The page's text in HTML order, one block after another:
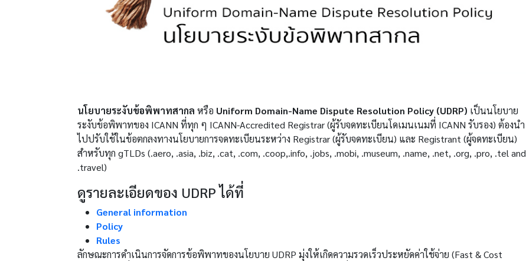
นโยบายระงับข้อพิพาทสากล หรือ Uniform Domain-Name Dispute Resolution Policy (UDRP) เป็นนโยบาย
ระงับข้อพิพาทของ ICANN ที่ทุก ๆ ICANN-Accredited Registrar (ผู้รับจดทะเบียนโดเมนเนมที่ ICANN รับรอง) ต้องนำ
ไปปรับใช้ในข้อตกลงทางนโยบายการจดทะเบียนระหว่าง Registrar (ผู้รับจดทะเบียน) และ Registrant (ผู้จดทะเบียน)
สำหรับทุก gTLDs (.aero, .asia, .biz, .cat, .com, .coop,.info, .jobs, .mobi, .museum, .name, .net, .org, .pro, .tel and
.travel)
ดูรายละเอียดของ UDRP ได้ที่
General information
Policy
Rules
ลักษณะการดำเนินการจัดการข้อพิพาทของนโยบาย UDRP มุ่งให้เกิดความรวดเร็วประหยัดค่าใช้จ่าย (Fast & Cost